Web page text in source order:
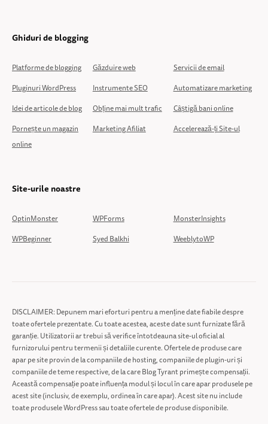
Ghiduri de blogging
Platforme de blogging Găzduire web
Servicii de email
Pluginuri WordPress
Instrumente SEO
Automatizare marketing
Idei de articole de blog
Obține mai mult trafic
Câștigă bani online
Pornește un magazin
online
Marketing Afiliat Accelerează-ți Site-ul
Site-urile noastre
OptinMonster WPForms
MonsterInsights
WPBeginner
Syed Balkhi WeeblytoWP
DISCLAIMER: Depunem mari eforturi pentru a menține date fiabile despre
toate ofertele prezentate. Cu toate acestea, aceste date sunt furnizate fără
garanție. Utilizatorii ar trebui să verifice întotdeauna site-ul oficial al
furnizorului pentru termenii și detaliile curente. Ofertele de produse care
apar pe site provin de la companiile de hosting, companiile de plugin-uri și
companiile de teme respective, de la care Blog Tyrant primește compensații.
Această compensație poate influența modul și locul în care apar produsele pe
acest site (inclusiv, de exemplu, ordinea în care apar). Acest site nu include
toate produsele WordPress sau toate ofertele de produse disponibile.